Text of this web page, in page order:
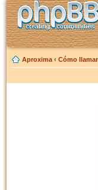
Aproxima ‹ Cómo